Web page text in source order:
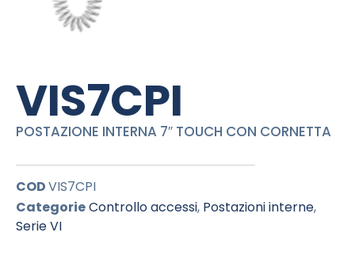
VIS7CPI
POSTAZIONE INTERNA 7″ TOUCH CON CORNETTA
CODVIS7CPI
CategorieControllo accessi, Postazioni interne,
Serie VI